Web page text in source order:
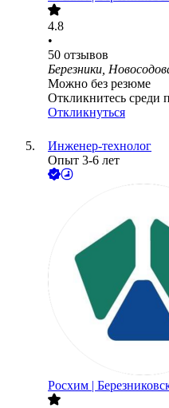
4.8
•
50 отзывов
Березники,
Можно без резюме
Откликнитесь среди
Откликнуться
Инженер-технолог
Опыт 3-6 лет
Росхим |